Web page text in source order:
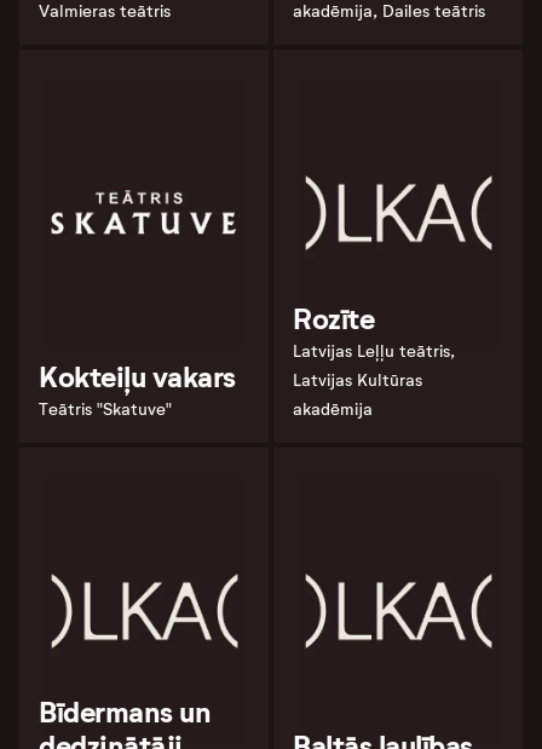
Valmieras teātris
akadēmija, Dailes teātris
Kokteiļu vakars
Teātris "Skatuve"
Rozīte
Latvijas Leļļu teātris,
Latvijas Kultūras
akadēmija
Bīdermans un